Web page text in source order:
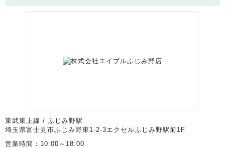
東武東上線 / ふじみ野駅
埼玉県富士見市ふじみ野東1-2-3エクセルふじみ野駅前1F
営業時間：10:00～18:00